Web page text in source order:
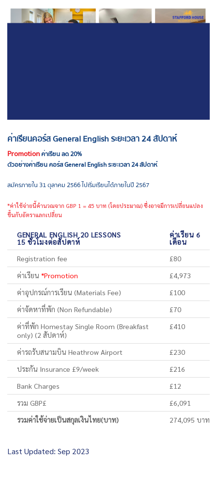
ค่าเรียนคอร์ส General English ระยะเวลา 24 สัปดาห์
Promotionค่าเรียน ลด 20%
ตัวอย่างค่าเรียน คอร์ส General English ระยะเวลา 24 สัปดาห์
สมัครภายใน 31 ตุลาคม 2566 ไปเริ่มเรียนได้ภายในปี 2567
*ค่าใช้จ่ายนี้คำนวณจาก GBP 1 = 45 บาท (โดยประมาณ) ซึ่งอาจมีการเปลี่ยนแปลง
ขึ้นกับอัตราแลกเปลี่ยน
GENERAL ENGLISH 20 LESSONS
15 ชั่วโมงต่อสัปดาห์
ค่าเรียน 6
เดือน
Registration fee
£80
ค่าเรียน *Promotion
£4,973
ค่าอุปกรณ์การเรียน (Materials Fee)
£100
ค่าจัดหาที่พัก (Non Refundable)
£70
ค่าที่พัก Homestay Single Room (Breakfast
only) (2 สัปดาห์)
£410
ค่ารถรับสนามบิน Heathrow Airport
£230
ประกัน Insurance £9/week
£216
Bank Charges
£12
รวม GBP£
£6,091
รวมค่าใช้จ่ายเป็นสกุลเงินไทย(บาท)
274,095 บาท
Last Updated: Sep 2023